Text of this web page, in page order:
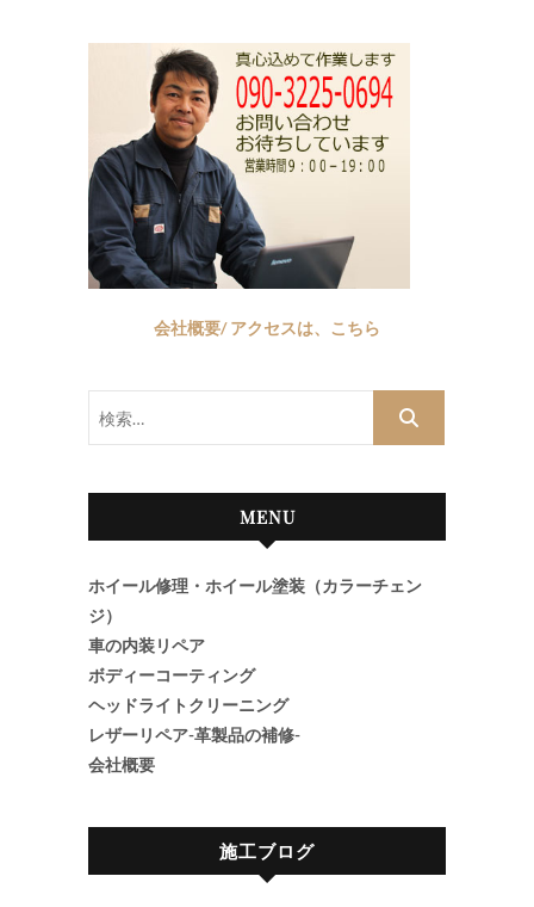
会社概要/ アクセスは、こちら
MENU
ホイール修理・ホイール塗装（カラーチェン
ジ）
車の内装リペア
ボディーコーティング
ヘッドライトクリーニング
レザーリペア-革製品の補修-
会社概要
施工ブログ